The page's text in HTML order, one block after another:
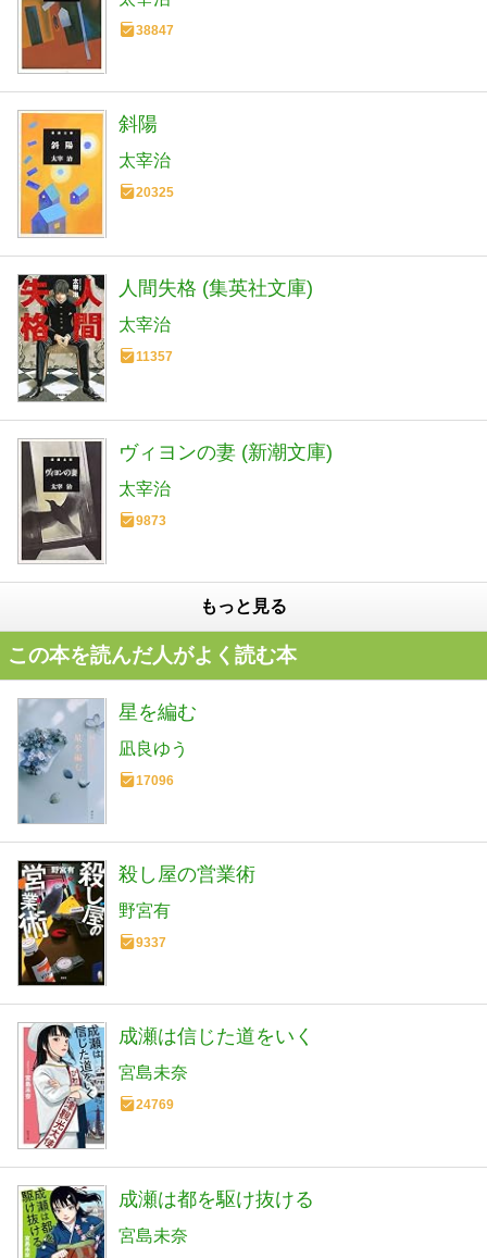
38847
斜陽
太宰治
20325
人間失格 (集英社文庫)
太宰治
11357
ヴィヨンの妻 (新潮文庫)
太宰治
9873
もっと見る
この本を読んだ人がよく読む本
星を編む
凪良ゆう
17096
殺し屋の営業術
野宮有
9337
成瀬は信じた道をいく
宮島未奈
24769
成瀬は都を駆け抜ける
宮島未奈